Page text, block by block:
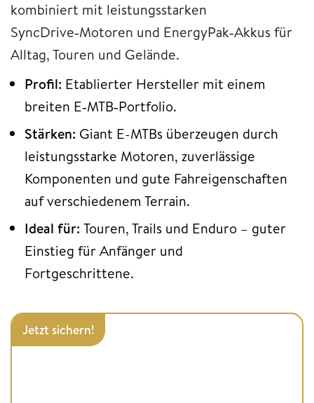
kombiniert mit leistungsstarken
SyncDrive‑Motoren und EnergyPak‑Akkus für
Alltag, Touren und Gelände.
Profil: Etablierter Hersteller mit einem
breiten E‑MTB‑Portfolio.
Stärken: Giant E-MTBs überzeugen durch
leistungsstarke Motoren, zuverlässige
Komponenten und gute Fahreigenschaften
auf verschiedenem Terrain.
Ideal für: Touren, Trails und Enduro – guter
Einstieg für Anfänger und
Fortgeschrittene.
Jetzt sichern!